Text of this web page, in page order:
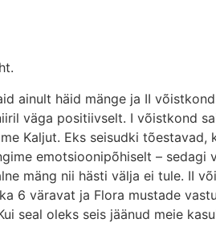
ainult häid mänge ja II
väga positiivselt. I võistkond
Kaljut. Eks seisudki
emotsioonipõhiselt –
mäng nii hästi välja ei tule. II
6 väravat ja Flora mustade
seal oleks seis jäänud meie